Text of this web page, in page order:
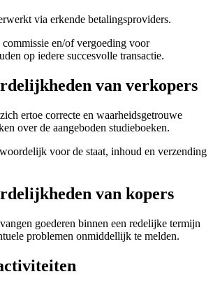
via erkende betalingsproviders.
commissie en/of vergoeding voor
op iedere succesvolle transactie.
van verkopers
ertoe correcte en waarheidsgetrouwe
over de aangeboden studieboeken.
voor de staat, inhoud en verzending
van kopers
goederen binnen een redelijke termijn
problemen onmiddellijk te melden.